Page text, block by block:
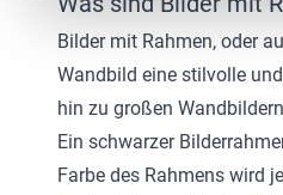
Bilder mit Rahmen, oder
Wandbild eine stilvolle
hin zu großen
Ein schwarzer
Farbe des Rahmens wird